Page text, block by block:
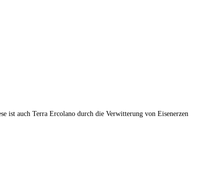
ist auch Terra Ercolano durch die Verwitterung von Eisenerzen